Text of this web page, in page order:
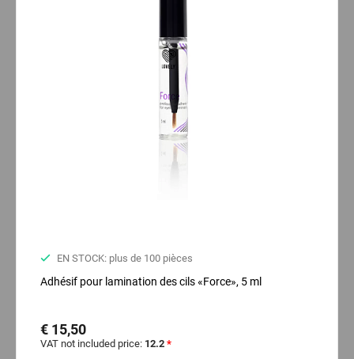
EN STOCK: plus de 100 pièces
Adhésif pour lamination des cils «Force», 5 ml
€ 15,50
VAT not included price: 12.2 *